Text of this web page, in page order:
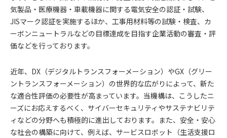
気製品・医療機器・車載機器に関する電気安全の認証・試験、
JISマーク認証を実施するほか、工事用材料等の試験・検査、カ
ーボンニュートラルなどの目標達成を目指す企業活動の審査・評
価などを行っております。
近年、DX（デジタルトランスフォーメーション）やGX（グリー
ントランスフォーメーション）の世界的な広がりによって、新た
な適合性評価の必要性が高まっています。当機構は、こうしたニ
ーズにお応えするべく、サイバーセキュリティやサステナビリテ
ィなどの分野へも積極的に進出しております。また、安全・安心
な社会の構築に向けて、例えば、サービスロボット（生活支援ロ